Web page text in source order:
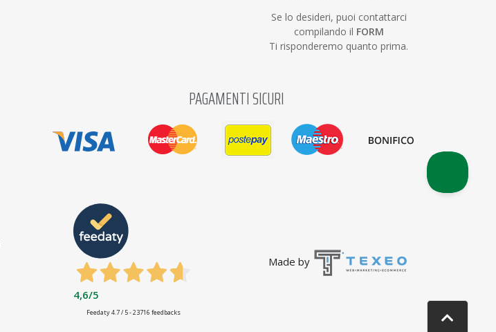
Se lo desideri, puoi contattarci
compilando il FORM
Ti risponderemo quanto prima.
PAGAMENTI SICURI
4,6/5
Feedaty4.7/ 5-23716 feedbacks
Made by